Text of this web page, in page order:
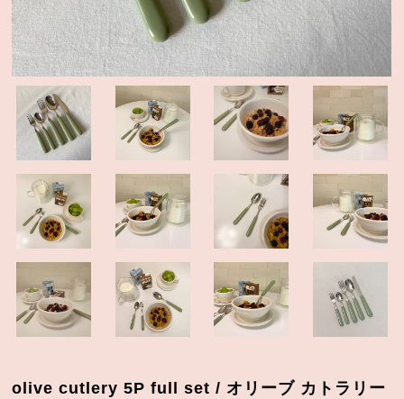
olive cutlery 5P full set / オリーブ カトラリー